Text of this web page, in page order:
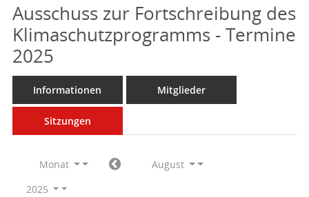
Ausschuss zur Fortschreibung des
Klimaschutzprogramms - Termine
2025
Informationen Mitglieder
Sitzungen
Monat
August
2025